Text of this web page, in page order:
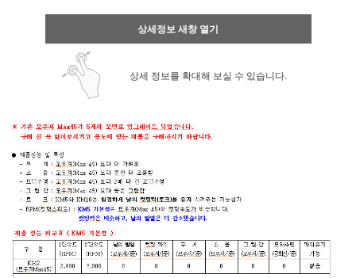
상세정보 새창 열기
상세 정보를 확대해 보실 수 있습니다.